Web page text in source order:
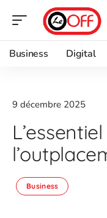
Business Digital
9 décembre 2025
Business